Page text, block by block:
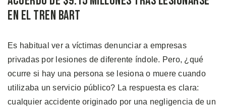
en el Tren Bart
Es habitual ver a víctimas denunciar a empresas
privadas por lesiones de diferente índole. Pero, ¿qué
ocurre si hay una persona se lesiona o muere cuando
utilizaba un servicio público? La respuesta es clara:
cualquier accidente originado por una negligencia de un